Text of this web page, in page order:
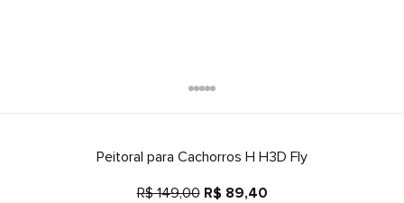
Peitoral para Cachorros H H3D Fly
R$ 149,00 R$ 89,40